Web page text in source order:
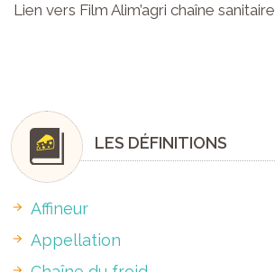
LES DÉFINITIONS
Affineur
Appellation
Lien vers Film Alim’agri chaîne sanitaire